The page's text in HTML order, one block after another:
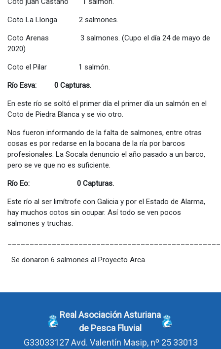
Coto La Llonga 2 salmones.
Coto Arenas 3 salmones. (Cupo el día 24 de mayo de
2020)
Coto el Pilar 1 salmón.
Río Esva: 0 Capturas.
En este río se soltó el primer día el primer día un salmón en el
Coto de Piedra Blanca y se vio otro.
Nos fueron informando de la falta de salmones, entre otras
cosas es por redarse en la bocana de la ría por barcos
profesionales. La Socala denuncio el año pasado a un barco,
pero se ve que no es suficiente.
Río Eo: 0 Capturas.
Este río al ser limítrofe con Galicia y por el Estado de Alarma,
hay muchos cotos sin ocupar. Así todo se ven pocos
salmones y truchas.
Se donaron 6 salmones al Proyecto Arca.
Real Asociación Asturiana
de Pesca Fluvial
G33033127Avd. Valentín Masip, nº 25 33013